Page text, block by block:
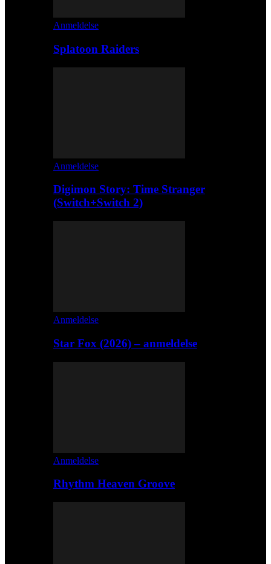
Anmeldelse
Splatoon Raiders
Anmeldelse
Digimon Story: Time Stranger
(Switch+Switch 2)
Anmeldelse
Star Fox (2026) – anmeldelse
Anmeldelse
Rhythm Heaven Groove